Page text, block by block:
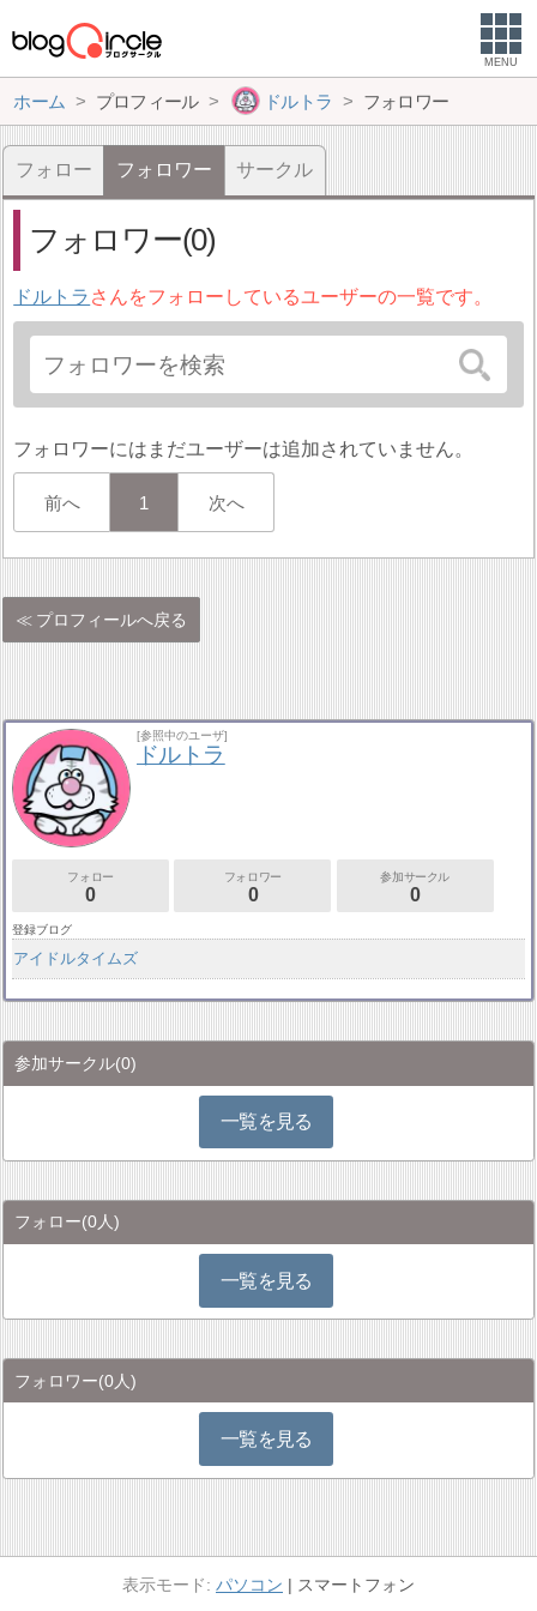
MENU
ホーム プロフィール ドルトラ フォロワー
フォロー フォロワー サークル
フォロワー(0)
ドルトラ さんをフォローしているユーザーの一覧です。
フォロワーにはまだユーザーは追加されていません。
前へ 1 次へ
プロフィールへ戻る
[参照中のユーザ]
ドルトラ
フォロー
0
フォロワー
0
参加サークル
0
登録ブログ
アイドルタイムズ
参加サークル(0)
一覧を見る
フォロー(0人)
一覧を見る
フォロワー(0人)
一覧を見る
パソコン スマートフォン